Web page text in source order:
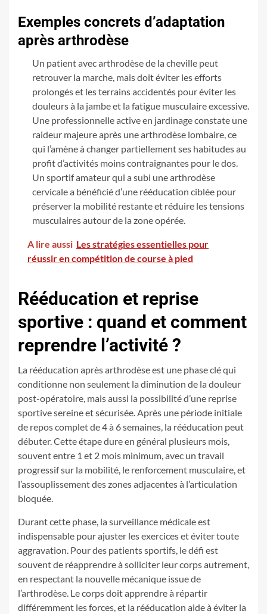
Exemples concrets d’adaptation
après arthrodèse
Un patient avec arthrodèse de la cheville peut
retrouver la marche, mais doit éviter les efforts
prolongés et les terrains accidentés pour éviter les
douleurs à la jambe et la fatigue musculaire excessive.
Une professionnelle active en jardinage constate une
raideur majeure après une arthrodèse lombaire, ce
qui l’amène à changer partiellement ses habitudes au
profit d’activités moins contraignantes pour le dos.
Un sportif amateur qui a subi une arthrodèse
cervicale a bénéficié d’une rééducation ciblée pour
préserver la mobilité restante et réduire les tensions
musculaires autour de la zone opérée.
A lire aussi Les stratégies essentielles pour
réussir en compétition de course à pied
Rééducation et reprise
sportive : quand et comment
reprendre l’activité ?
La rééducation après arthrodèse est une phase clé qui
conditionne non seulement la diminution de la douleur
post-opératoire, mais aussi la possibilité d’une reprise
sportive sereine et sécurisée. Après une période initiale
de repos complet de 4 à 6 semaines, la rééducation peut
débuter. Cette étape dure en général plusieurs mois,
souvent entre 1 et 2 mois minimum, avec un travail
progressif sur la mobilité, le renforcement musculaire, et
l’assouplissement des zones adjacentes à l’articulation
bloquée.
Durant cette phase, la surveillance médicale est
indispensable pour ajuster les exercices et éviter toute
aggravation. Pour des patients sportifs, le défi est
souvent de réapprendre à solliciter leur corps autrement,
en respectant la nouvelle mécanique issue de
l’arthrodèse. Le corps doit apprendre à répartir
différemment les forces, et la rééducation aide à éviter la